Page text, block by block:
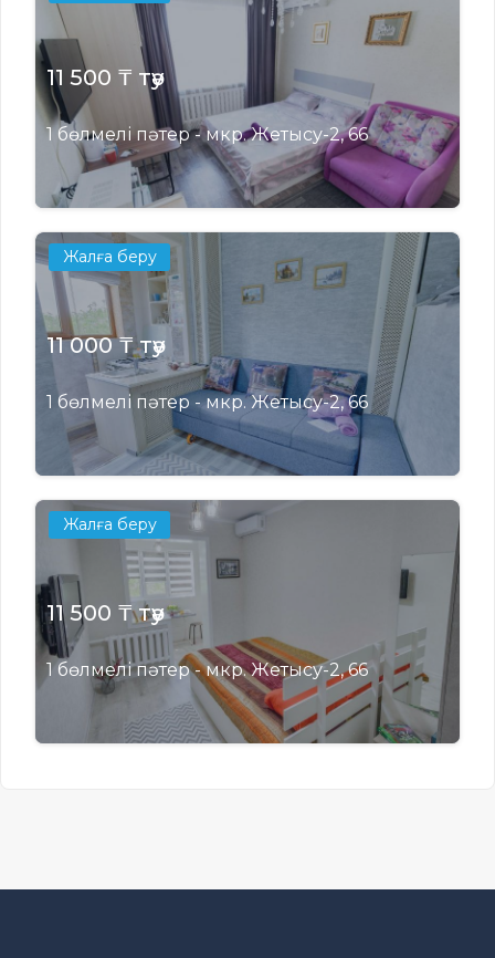
11 500 ₸ тәу
1 бөлмелі пәтер - мкр. Жетысу-2, 66
Жалға беру
11 000 ₸ тәу
1 бөлмелі пәтер - мкр. Жетысу-2, 66
Жалға беру
11 500 ₸ тәу
1 бөлмелі пәтер - мкр. Жетысу-2, 66